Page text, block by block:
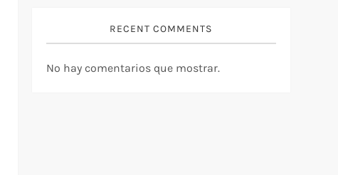
RECENT COMMENTS
No hay comentarios que mostrar.